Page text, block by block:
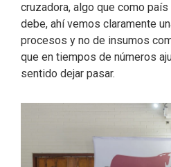
cruzadora, algo que como
debe, ahí vemos claramente
procesos y no de insumos
que en tiempos de números
sentido dejar pasar.